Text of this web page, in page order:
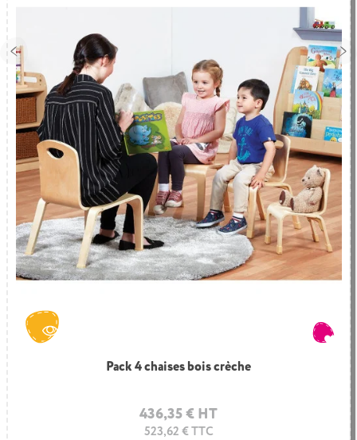
Pack 4 chaises bois crèche
436,35 € HT
523,62 € TTC